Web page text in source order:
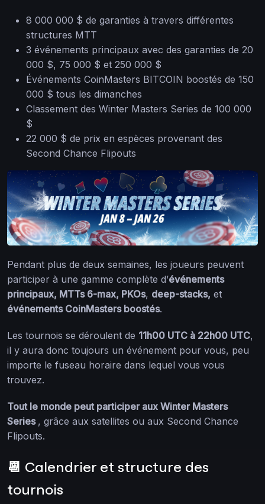
8 000 000 $ de garanties à travers différentes
structures MTT
3 événements principaux avec des garanties de 20
000 $, 75 000 $ et 250 000 $
Événements CoinMasters BITCOIN boostés de 150
000 $ tous les dimanches
Classement des Winter Masters Series de 100 000
$
22 000 $ de prix en espèces provenant des
Second Chance Flipouts
Pendant plus de deux semaines, les joueurs peuvent
participer à une gamme complète d’événements
principaux, MTTs 6-max, PKOs, deep-stacks, et
événements CoinMasters boostés.
Les tournois se déroulent de 11h00 UTC à 22h00 UTC,
il y aura donc toujours un événement pour vous, peu
importe le fuseau horaire dans lequel vous vous
trouvez.
Tout le monde peut participer aux Winter Masters
Series , grâce aux satellites ou aux Second Chance
Flipouts.
📆 Calendrier et structure des
tournois